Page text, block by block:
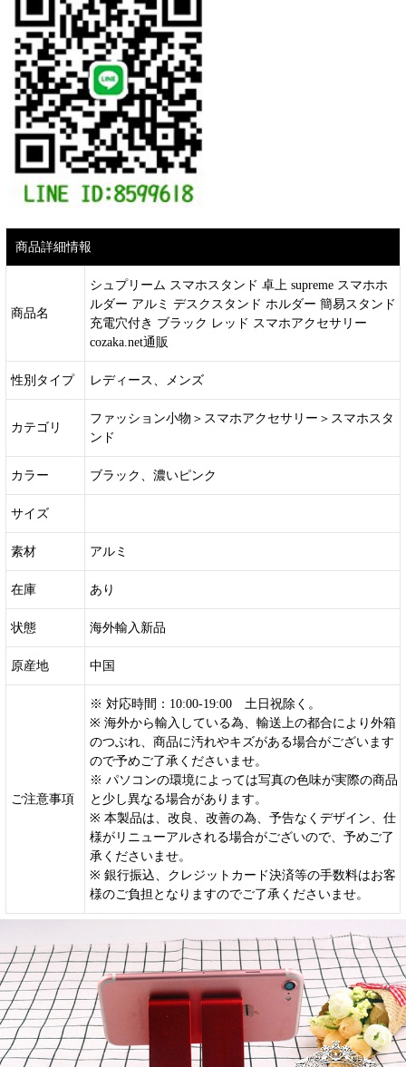
商品詳細情報
商品名
シュプリーム スマホスタンド 卓上 supreme スマホホ
ルダー アルミ デスクスタンド ホルダー 簡易スタンド
充電穴付き ブラック レッド スマホアクセサリー
cozaka.net通販
性別タイプ レディース、メンズ
カテゴリ
ファッション小物＞スマホアクセサリー＞スマホスタ
ンド
カラー ブラック、濃いピンク
サイズ
素材 アルミ
在庫 あり
状態 海外輸入新品
原産地 中国
ご注意事項
※ 対応時間：10:00-19:00 土日祝除く。
※ 海外から輸入している為、輸送上の都合により外箱
のつぶれ、商品に汚れやキズがある場合がございます
ので予めご了承くださいませ。
※ パソコンの環境によっては写真の色味が実際の商品
と少し異なる場合があります。
※ 本製品は、改良、改善の為、予告なくデザイン、仕
様がリニューアルされる場合がございので、予めご了
承くださいませ。
※ 銀行振込、クレジットカード決済等の手数料はお客
様のご負担となりますのでご了承くださいませ。